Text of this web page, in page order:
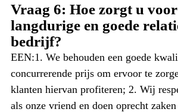
Vraag 6: Hoe zorgt u voor
langdurige en goede
bedrijf?
EEN:1. We behouden een goede
concurrerende prijs om ervoor te
klanten hiervan profiteren; 2. Wij
als onze vriend en doen oprecht